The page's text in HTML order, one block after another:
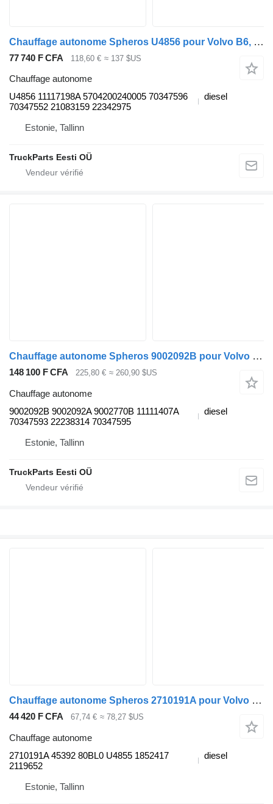
Chauffage autonome Spheros U4856 pour Volvo B6, B7, B9, B10, B12 bus (1978-2011)
77 740 F CFA 118,60 € ≈ 137 $US
Chauffage autonome
U4856 11117198A 5704200240005 70347596
70347552 21083159 22342975
diesel
Estonie, Tallinn
TruckParts Eesti OÜ
Chauffage autonome Spheros 9002092B pour Volvo B6, B7, B9, B10, B12 bus (1978-2011)
148 100 F CFA 225,80 € ≈ 260,90 $US
Chauffage autonome
9002092B 9002092A 9002770B 11111407A
70347593 22238314 70347595
diesel
Estonie, Tallinn
TruckParts Eesti OÜ
Chauffage autonome Spheros 2710191A pour Volvo B7, B8, B9, B12 bus (2005-)
44 420 F CFA 67,74 € ≈ 78,27 $US
Chauffage autonome
2710191A 45392 80BL0 U4855 1852417
2119652
diesel
Estonie, Tallinn